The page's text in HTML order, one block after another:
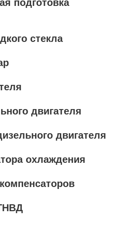
подготовка
стекла
двигателя
двигателя
охлаждения